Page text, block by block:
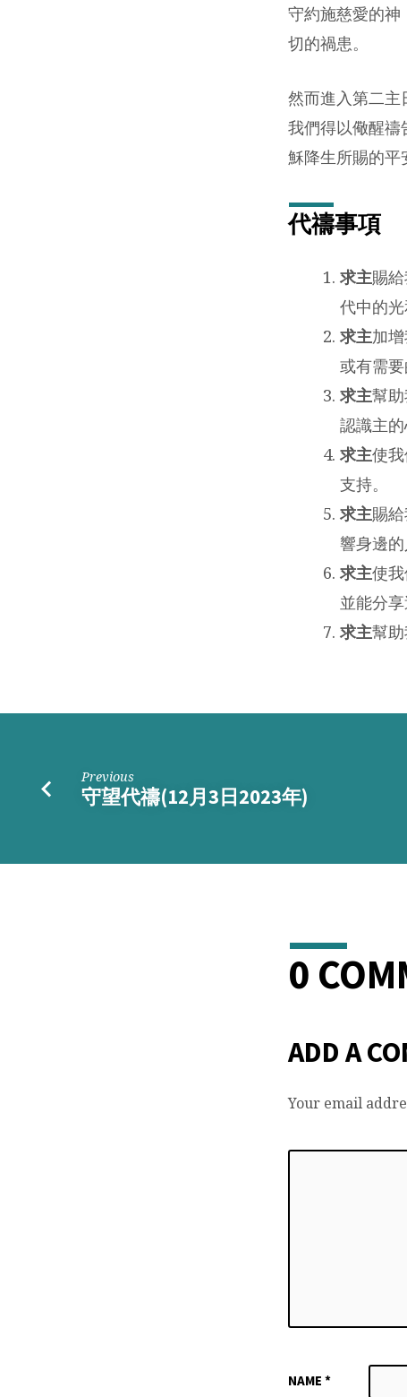
守約施慈愛的神
切的禍患。
然而進入第二主
我們得以儆醒
穌降生所賜的平
代禱事項
求主賜
代中的光
求主加
或有需要
求主幫
認識主的
求主使
支持。
求主賜
響身邊的
求主使
並能分享
求主幫
Previous
守望代禱(12月3日2023年)
0
ADD A
Your email
NAME *